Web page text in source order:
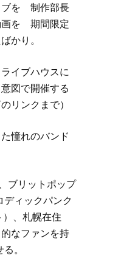
ブを 制作部長
画を 期間限定
かり。
イブハウスに
図で開催する
ンクまで）
憧れのバンド
ブリットポップ
ィックパンク
、札幌在住
なファンを持
。